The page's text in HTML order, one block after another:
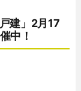
建」2月17
中！